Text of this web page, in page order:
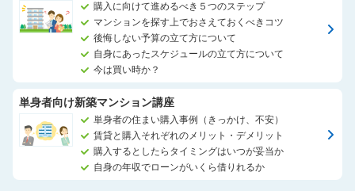
購入に向けて進めるべき５つのステップ
マンションを探す上でおさえておくべきコツ
後悔しない予算の立て方について
自身にあったスケジュールの立て方について
今は買い時か？
単身者向け新築マンション講座
単身者の住まい購入事例（きっかけ、不安）
賃貸と購入それぞれのメリット・デメリット
購入するとしたらタイミングはいつが妥当か
自身の年収でローンがいくら借りれるか